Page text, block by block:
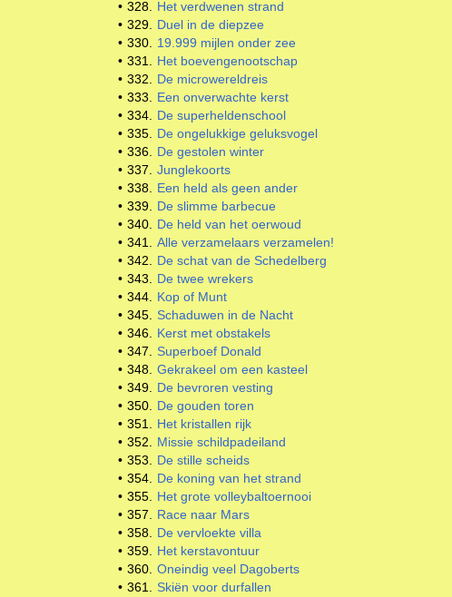
• 328.
Het verdwenen strand
• 329.
Duel in de diepzee
• 330.
19.999 mijlen onder zee
• 331.
Het boevengenootschap
• 332.
De microwereldreis
• 333.
Een onverwachte kerst
• 334.
De superheldenschool
• 335.
De ongelukkige geluksvogel
• 336.
De gestolen winter
• 337.
Junglekoorts
• 338.
Een held als geen ander
• 339.
De slimme barbecue
• 340.
De held van het oerwoud
• 341.
Alle verzamelaars verzamelen!
• 342.
De schat van de Schedelberg
• 343.
De twee wrekers
• 344.
Kop of Munt
• 345.
Schaduwen in de Nacht
• 346.
Kerst met obstakels
• 347.
Superboef Donald
• 348. Gekrakeel om een kasteel
• 349.
De bevroren vesting
• 350.
De gouden toren
• 351.
Het kristallen rijk
• 352.
Missie schildpadeiland
• 353.
De stille scheids
• 354.
De koning van het strand
• 355.
Het grote volleybaltoernooi
• 357.
Race naar Mars
• 358.
De vervloekte villa
• 359.
Het kerstavontuur
• 360. Oneindig veel Dagoberts
• 361.
Skiën voor durfallen